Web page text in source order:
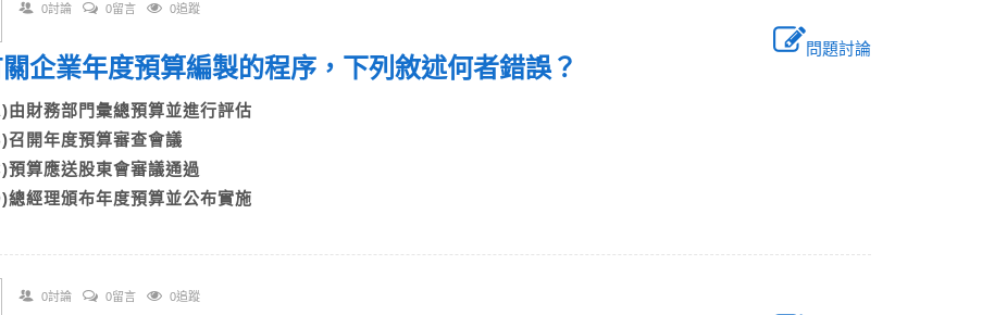
0討論 0留言 0追蹤
問題討論
關企業年度預算編製的程序，下列敘述何者錯誤？
由財務部門彙總預算並進行評估
召開年度預算審查會議
預算應送股東會審議通過
總經理頒布年度預算並公布實施
0討論 0留言 0追蹤